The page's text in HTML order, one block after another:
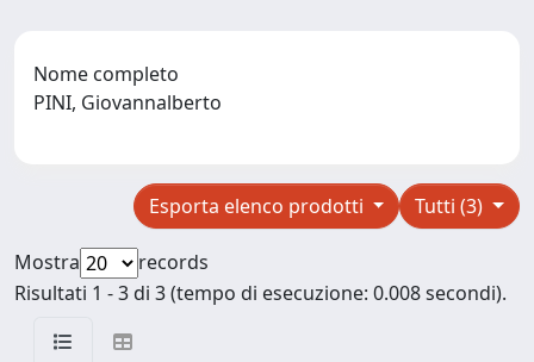
Nome completo
PINI, Giovannalberto
Tutti (3)
Esporta elenco prodotti
Mostra
records
Risultati 1 - 3 di 3 (tempo di esecuzione: 0.008 secondi).